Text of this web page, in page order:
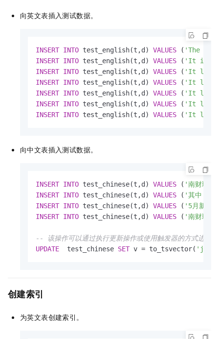
向英文表插入测试数据。
INSERT INTO test_english(t,d) VALUES ( 'The
INSERT INTO test_english(t,d) VALUES ( 'It is a
INSERT INTO test_english(t,d) VALUES ( 'It
INSERT INTO test_english(t,d) VALUES ( 'It
INSERT INTO test_english(t,d) VALUES ( 'It
INSERT INTO test_english(t,d) VALUES ( 'It
INSERT INTO test_english(t,d) VALUES ( 'It
向中文表插入测试数据。
INSERT INTO test_chinese(t,d) VALUES ( '南财理财
INSERT INTO test_chinese(t,d) VALUES ( '其中，信
INSERT INTO test_chinese(t,d) VALUES ( '5月新发
INSERT INTO test_chinese(t,d) VALUES ( '南财理财
-- 该操作可以通过执行更新操作或使用触发器的方式进行
UPDATE
  test_chinese
SET v = to_tsvector(
创建索引
为英文表创建索引。